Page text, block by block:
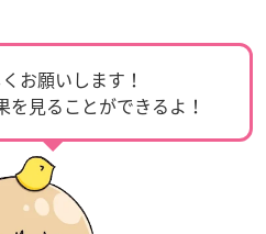
お願いします！
見ることができるよ！